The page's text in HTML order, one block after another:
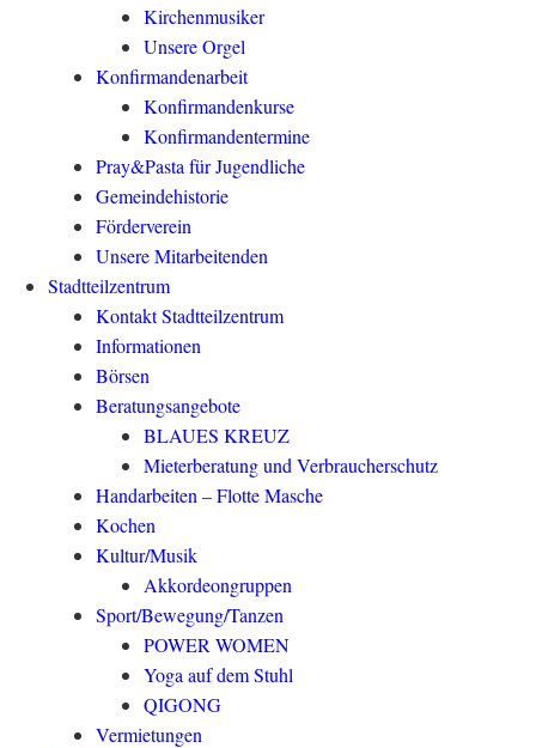
Kirchenmusiker
Unsere Orgel
Konfirmandenarbeit
Konfirmandenkurse
Konfirmandentermine
Pray&Pasta für Jugendliche
Gemeindehistorie
Förderverein
Unsere Mitarbeitenden
Stadtteilzentrum
Kontakt Stadtteilzentrum
Informationen
Börsen
Beratungsangebote
BLAUES KREUZ
Mieterberatung und Verbraucherschutz
Handarbeiten – Flotte Masche
Kochen
Kultur/Musik
Akkordeongruppen
Sport/Bewegung/Tanzen
POWER WOMEN
Yoga auf dem Stuhl
QIGONG
Vermietungen